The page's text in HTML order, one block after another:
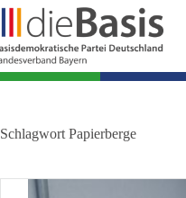
Zum
Inhalt
springen
Schlagwort Papierberge